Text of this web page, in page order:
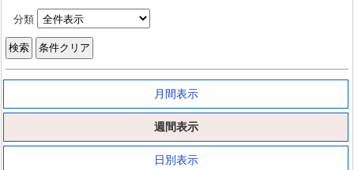
分類
月間表示
週間表示
日別表示